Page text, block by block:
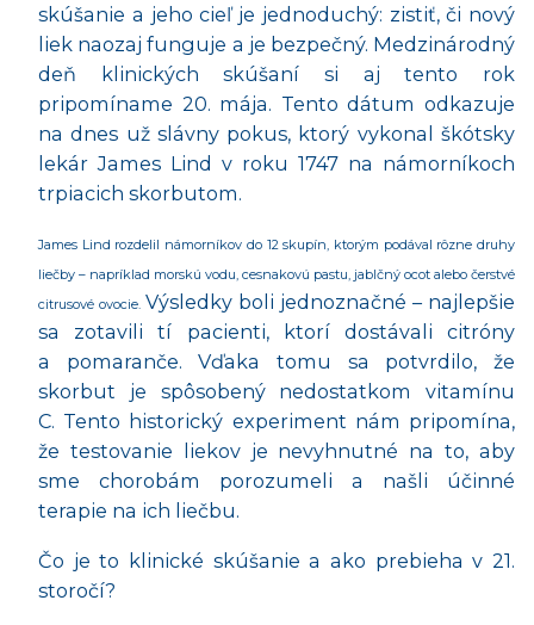
skúšanie a jeho cieľ je jednoduchý: zistiť, či nový
liek naozaj funguje a je bezpečný. Medzinárodný
deň klinických skúšaní si aj tento rok
pripomíname 20. mája. Tento dátum odkazuje
na dnes už slávny pokus, ktorý vykonal škótsky
lekár James Lind v roku 1747 na námorníkoch
trpiacich skorbutom.
James Lind rozdelil námorníkov do 12 skupín, ktorým podával rôzne druhy
liečby – napríklad morskú vodu, cesnakovú pastu, jablčný ocot alebo čerstvé
citrusové ovocie. Výsledky boli jednoznačné – najlepšie
sa zotavili tí pacienti, ktorí dostávali citróny
a pomaranče. Vďaka tomu sa potvrdilo, že
skorbut je spôsobený nedostatkom vitamínu
C. Tento historický experiment nám pripomína,
že testovanie liekov je nevyhnutné na to, aby
sme chorobám porozumeli a našli účinné
terapie na ich liečbu.
Čo je to klinické skúšanie a ako prebieha v 21.
storočí?